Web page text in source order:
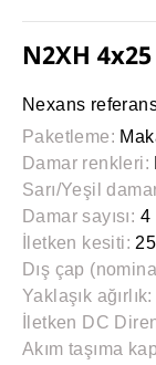
N2XH
Nexans
Paketleme:
Damar renkleri:
Sarı/Yeşil
Damar sayısı: 4
İletken kesiti:
Dış çap
Yaklaşık ağırlık:
İletken DC
Akım taşıma